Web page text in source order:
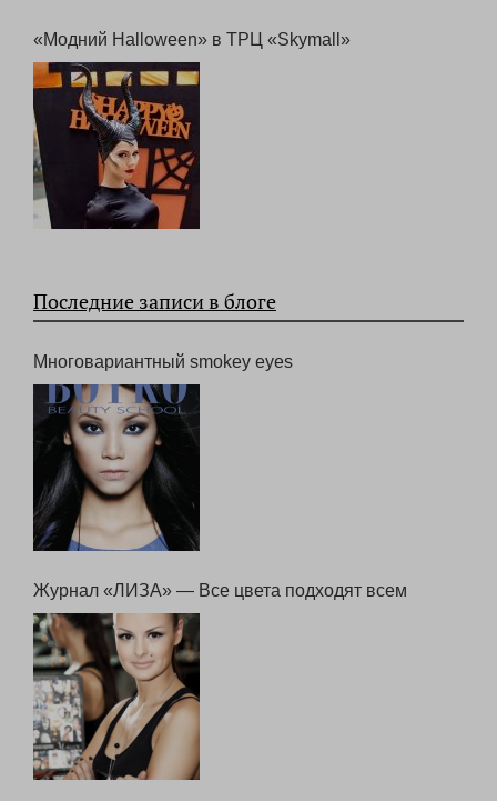
«Модний Halloween» в ТРЦ «Skymall»
Последние записи в блоге
Многовариантный smokey eyes
Журнал «ЛИЗА» — Все цвета подходят всем